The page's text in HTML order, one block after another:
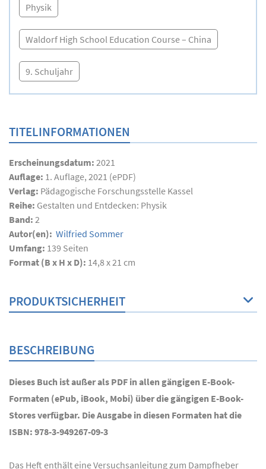
Physik
Waldorf High School Education Course – China
9. Schuljahr
TITELINFORMATIONEN
Erscheinungsdatum: 2021
Auflage: 1. Auflage, 2021 (ePDF)
Verlag: Pädagogische Forschungsstelle Kassel
Reihe: Gestalten und Entdecken: Physik
Band: 2
Autor(en): Wilfried Sommer
Umfang: 139 Seiten
Format (B x H x D): 14,8 x 21 cm
PRODUKTSICHERHEIT
BESCHREIBUNG
Dieses Buch ist außer als PDF in allen gängigen E-Book-
Formaten (ePub, iBook, Mobi) über die gängigen E-Book-
Stores verfügbar. Die Ausgabe in diesen Formaten hat die
ISBN: 978-3-949267-09-3
Das Heft enthält eine Versuchsanleitung zum Dampfheber